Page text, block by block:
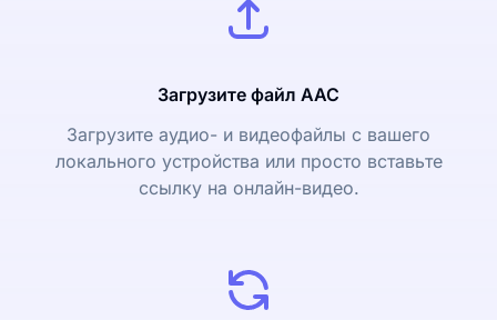
Загрузите файл AAC
Загрузите аудио- и видеофайлы с вашего
локального устройства или просто вставьте
ссылку на онлайн-видео.